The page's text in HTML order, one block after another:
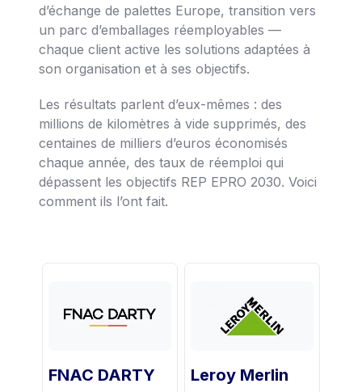
d’échange de palettes Europe, transition vers
un parc d’emballages réemployables —
chaque client active les solutions adaptées à
son organisation et à ses objectifs.
Les résultats parlent d’eux-mêmes : des
millions de kilomètres à vide supprimés, des
centaines de milliers d’euros économisés
chaque année, des taux de réemploi qui
dépassent les objectifs REP EPRO 2030. Voici
comment ils l’ont fait.
FNAC DARTY Leroy Merlin